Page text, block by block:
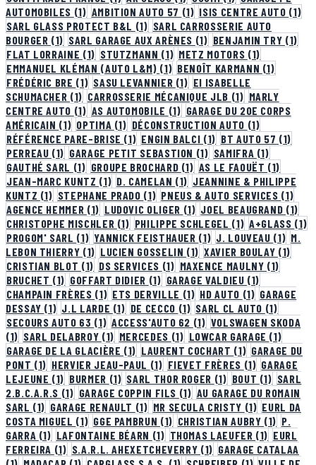
AUTOMOBILES (1) AMBITION AUTO 57 (1) ISIS CENTRE AUTO (1)
SARL GLASS PROTECT B&L (1) SARL CARROSSERIE AUTO
BOURGER (1) SARL GARAGE AUX ARÈNES (1) BENJAMIN TRY (1)
FLAT LORRAINE (1) STUTZMANN (1) METZ MOTORS (1)
EMMANUEL KLÉMAN (AUTO L&M) (1) BENOÎT KARMANN (1)
FRÉDÉRIC BRE (1) SASU LEVANNIER (1) EI ISABELLE
SCHUMACHER (1) CARROSSERIE MÉCANIQUE JLB (1) MARLY
CENTRE AUTO (1) AS AUTOMOBILE (1) GARAGE DU 20E CORPS
AMÉRICAIN (1) OPTIMA (1) DÉCONSTRUCTION AUTO (1)
RÉFÉRENCE PARE-BRISE (1) ENGIN BALCI (1) BT AUTO 57 (1)
PERREAU (1) GARAGE PETIT SEBASTION (1) SAMIFRA (1)
GAUTHÉ SARL (1) GROUPE BROCHARD (1) AS LE FAOUËT (1)
JEAN-MARC KUNTZ (1) D. CAMELAN (1) JEANNINE & PHILIPPE
KUNTZ (1) STEPHANE PRADO (1) PNEUS & AUTO SERVICES (1)
AGENCE HEMMER (1) LUDOVIC OLIGER (1) JOEL BEAUGRAND (1)
CHRISTOPHE MISCHLER (1) PHILIPPE SCHLEGEL (1) A+GLASS (1)
PROGOM' SARL (1) YANNICK FEISTHAUER (1) J. LOUVEAU (1) M.
LEBON THIERRY (1) LUCIEN GOSSELIN (1) XAVIER BOULAY (1)
CRISTIAN BLOT (1) DS SERVICES (1) MAXENCE MAULNY (1)
BRUCHET (1) GOFFART DIDIER (1) GARAGE VALDIEU (1)
CHAMPAIN FRÈRES (1) ETS DERVILLE (1) HD AUTO (1) GARAGE
DESSAY (1) J.L LARDE (1) DE CECCO (1) SARL CL AUTO (1)
SECOURS AUTO 63 (1) ACCESS'AUTO 62 (1) VOLSWAGEN SKODA
(1) SARL DELABROY (1) MERCEDES (1) LOWCAR GARAGE (1)
GARAGE DE LA GLACIÈRE (1) LAURENT COCHART (1) GARAGE DU
PONT (1) HERVIER JEAU-PAUL (1) FIEVET FRÈRES (1) GARAGE
LEJEUNE (1) BURMER (1) SARL THOR ROGER (1) BOUT (1) SARL
2.B.C.A.R.S (1) GARAGE COPPIN FILS (1) AU GARAGE DU ROMAIN
SARL (1) GARAGE RENAULT (1) MR SECULA CRISTY (1) EURL DA
COSTA MIGUEL (1) GGE PAMBRUN (1) CHRISTIAN AUBRY (1) P.
GARRA (1) LAFONTAINE BÉARN (1) THOMAS LAEUFER (1) EURL
FERREIRA (1) S.A.R.L. AHEXETCHEVERRY (1) GARAGE CATALAA